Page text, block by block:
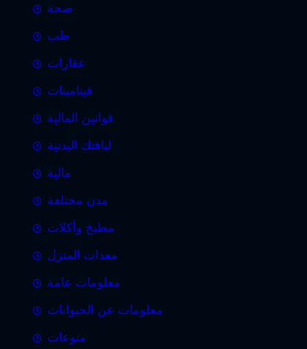
صحة
طب
عقارات
فيتامينات
قوانين المالية
لياقتك البدنية
مالية
مدن مختلفة
مطبخ وأكلات
معدات المنزل
معلومات عامة
معلومات عن الحيوانات
منوعات